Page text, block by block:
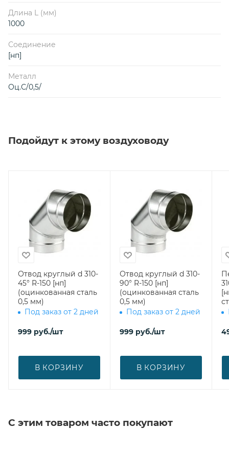
Длина L (мм)
1000
Соединение
[нп]
Металл
Оц.С/0,5/
Подойдут к этому воздуховоду
Отвод круглый d 310-
45° R-150 [нп]
(оцинкованная сталь
0,5 мм)
Под заказ от 2 дней
999 руб./шт
В КОРЗИНУ
Отвод круглый d 310-
90° R-150 [нп]
(оцинкованная сталь
0,5 мм)
Под заказ от 2 дней
999 руб./шт
В КОРЗИНУ
С этим товаром часто покупают